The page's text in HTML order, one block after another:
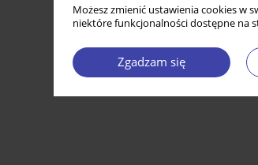
Możesz zmienić ustawienia cookies w
niektóre funkcjonalności dostępne na
Zgadzam się